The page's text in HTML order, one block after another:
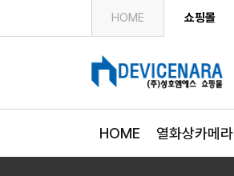
HOME 쇼핑몰
HOME 열화상카메라